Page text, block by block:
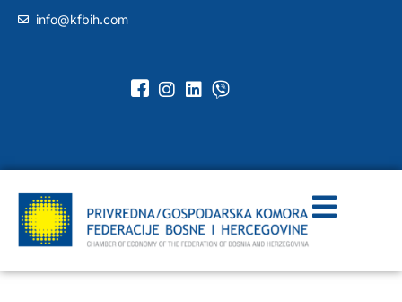
info@kfbih.com